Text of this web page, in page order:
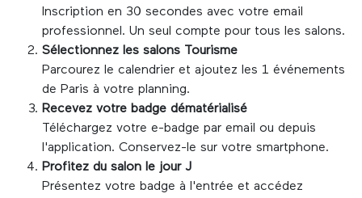
Inscription en 30 secondes avec votre email
professionnel. Un seul compte pour tous les salons.
Sélectionnez les salons
Tourisme
Parcourez le calendrier et ajoutez les 1 événements
de Paris à votre planning.
Recevez votre badge dématérialisé
Téléchargez votre e-badge par email ou depuis
l'application. Conservez-le sur votre smartphone.
Profitez du salon le jour J
Présentez votre badge à l'entrée et accédez